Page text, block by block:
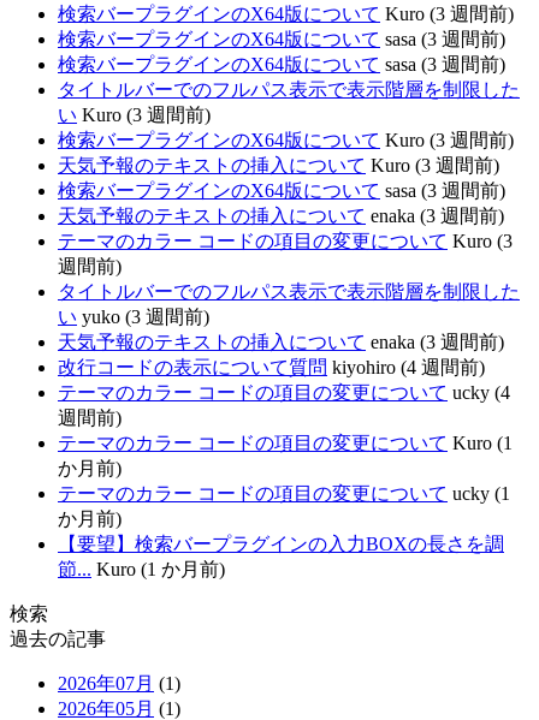
検索バープラグインのX64版について Kuro (3 週間前)
検索バープラグインのX64版について sasa (3 週間前)
検索バープラグインのX64版について sasa (3 週間前)
タイトルバーでのフルパス表示で表示階層を制限した
い Kuro (3 週間前)
検索バープラグインのX64版について Kuro (3 週間前)
天気予報のテキストの挿入について Kuro (3 週間前)
検索バープラグインのX64版について sasa (3 週間前)
天気予報のテキストの挿入について enaka (3 週間前)
テーマのカラー コードの項目の変更について Kuro (3
週間前)
タイトルバーでのフルパス表示で表示階層を制限した
い yuko (3 週間前)
天気予報のテキストの挿入について enaka (3 週間前)
改行コードの表示について質問 kiyohiro (4 週間前)
テーマのカラー コードの項目の変更について ucky (4
週間前)
テーマのカラー コードの項目の変更について Kuro (1
か月前)
テーマのカラー コードの項目の変更について ucky (1
か月前)
【要望】検索バープラグインの入力BOXの長さを調
節... Kuro (1 か月前)
検索
過去の記事
2026年07月 (1)
2026年05月 (1)